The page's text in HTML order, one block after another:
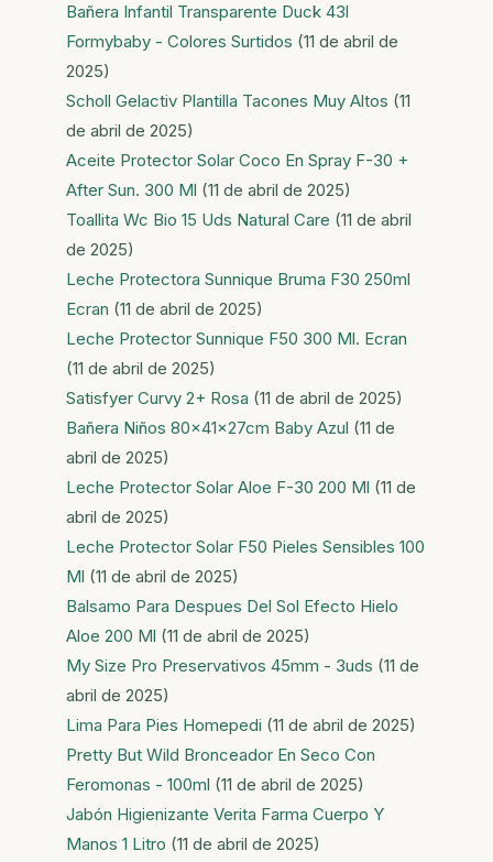
Bañera Infantil Transparente Duck 43l
Formybaby - Colores Surtidos (11 de abril de
2025)
Scholl Gelactiv Plantilla Tacones Muy Altos (11
de abril de 2025)
Aceite Protector Solar Coco En Spray F-30 +
After Sun. 300 Ml (11 de abril de 2025)
Toallita Wc Bio 15 Uds Natural Care (11 de abril
de 2025)
Leche Protectora Sunnique Bruma F30 250ml
Ecran (11 de abril de 2025)
Leche Protector Sunnique F50 300 Ml. Ecran
(11 de abril de 2025)
Satisfyer Curvy 2+ Rosa (11 de abril de 2025)
Bañera Niños 80x41x27cm Baby Azul (11 de
abril de 2025)
Leche Protector Solar Aloe F-30 200 Ml (11 de
abril de 2025)
Leche Protector Solar F50 Pieles Sensibles 100
Ml (11 de abril de 2025)
Balsamo Para Despues Del Sol Efecto Hielo
Aloe 200 Ml (11 de abril de 2025)
My Size Pro Preservativos 45mm - 3uds (11 de
abril de 2025)
Lima Para Pies Homepedi (11 de abril de 2025)
Pretty But Wild Bronceador En Seco Con
Feromonas - 100ml (11 de abril de 2025)
Jabón Higienizante Verita Farma Cuerpo Y
Manos 1 Litro (11 de abril de 2025)